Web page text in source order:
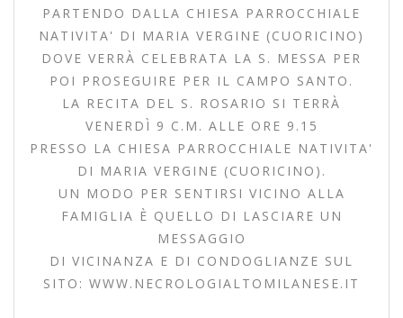
PARTENDO DALLA CHIESA PARROCCHIALE
NATIVITA' DI MARIA VERGINE (CUORICINO)
DOVE VERRÀ CELEBRATA LA S. MESSA PER
POI PROSEGUIRE PER IL CAMPO SANTO.
LA RECITA DEL S. ROSARIO SI TERRÀ
VENERDÌ 9 C.M. ALLE ORE 9.15
PRESSO LA CHIESA PARROCCHIALE NATIVITA'
DI MARIA VERGINE (CUORICINO).
UN MODO PER SENTIRSI VICINO ALLA
FAMIGLIA È QUELLO DI LASCIARE UN
MESSAGGIO
DI VICINANZA E DI CONDOGLIANZE SUL
SITO: WWW.NECROLOGIALTOMILANESE.IT